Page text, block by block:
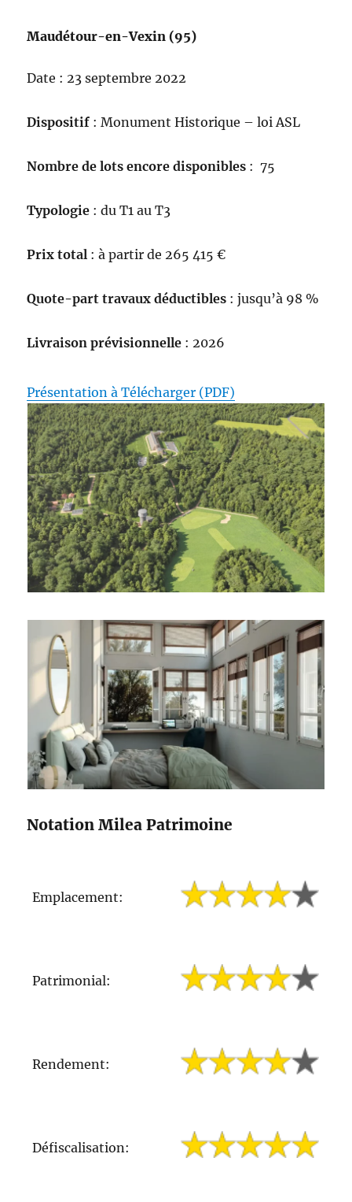
Maudétour-en-Vexin (95)
Date : 23 septembre 2022
Dispositif : Monument Historique – loi ASL
Nombre de lots encore disponibles : 75
Typologie : du T1 au T3
Prix total : à partir de 265 415 €
Quote-part travaux déductibles : jusqu’à 98 %
Livraison prévisionnelle : 2026
Présentation à Télécharger (PDF)
Notation Milea Patrimoine
Emplacement:
Patrimonial:
Rendement:
Défiscalisation: